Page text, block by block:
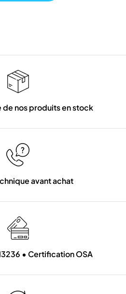
de nos produits en stock
avant achat
• Certification OSA